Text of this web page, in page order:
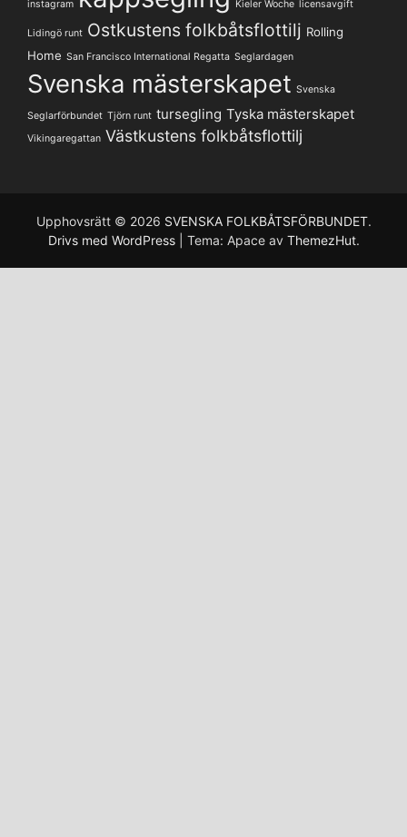
instagram Kieler Woche licensavgift
Lidingö runt Ostkustens folkbåtsflottilj Rolling
Home San Francisco International Regatta Seglardagen
Svenska mästerskapet Svenska
Seglarförbundet Tjörn runt tursegling Tyska mästerskapet
Vikingaregattan Västkustens folkbåtsflottilj
Upphovsrätt © 2026 SVENSKA FOLKBÅTSFÖRBUNDET.
Drivs med WordPress
Tema: Apace av ThemezHut.